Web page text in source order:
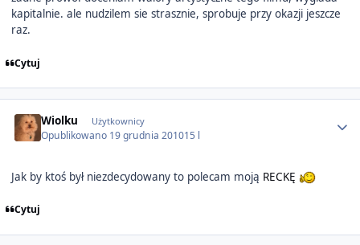
kapitalnie. ale nudzilem sie strasznie, sprobuje przy okazji jeszcze
raz.
Cytuj
Wiolku Użytkownicy
Opublikowano 19 grudnia 201015 l
Jak by ktoś był niezdecydowany to polecam moją RECKĘ
Cytuj